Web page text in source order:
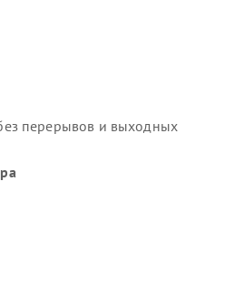
перерывов и выходных